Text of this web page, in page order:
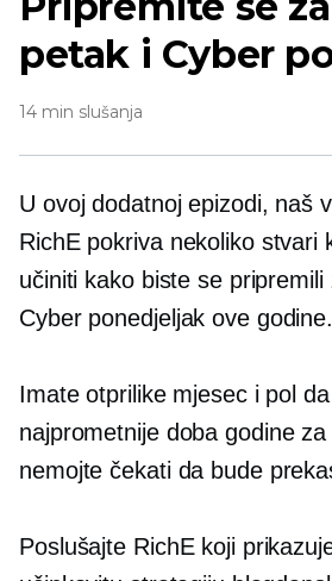
petak i Cyber
14 min slušanja
U ovoj dodatnoj epizodi, naš
RichE pokriva nekoliko stvari
učiniti kako biste se
Cyber ​​ponedjeljak ove godine.
Imate otprilike mjesec i pol
najprometnije doba godine
nemojte čekati da bude
Poslušajte RichE koji